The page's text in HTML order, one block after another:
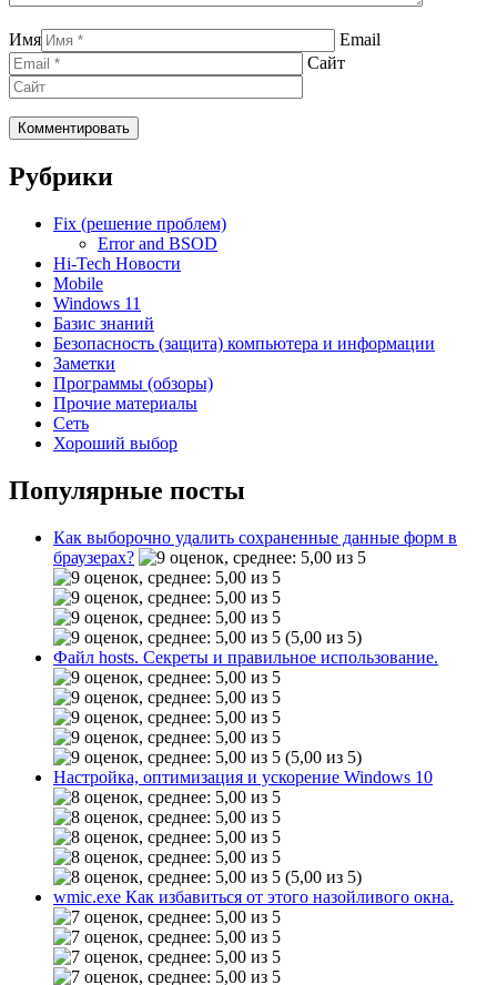
Имя
Email
Сайт
Рубрики
Fix (решение проблем)
Error and BSOD
Hi-Tech Новости
Mobile
Windows 11
Базис знаний
Безопасность (защита) компьютера и информации
Заметки
Программы (обзоры)
Прочие материалы
Сеть
Хороший выбор
Популярные посты
Как выборочно удалить сохраненные данные форм в
браузерах?
(5,00 из 5)
Файл hosts. Секреты и правильное использование.
(5,00 из 5)
Настройка, оптимизация и ускорение Windows 10
(5,00 из 5)
wmic.exe Как избавиться от этого назойливого окна.